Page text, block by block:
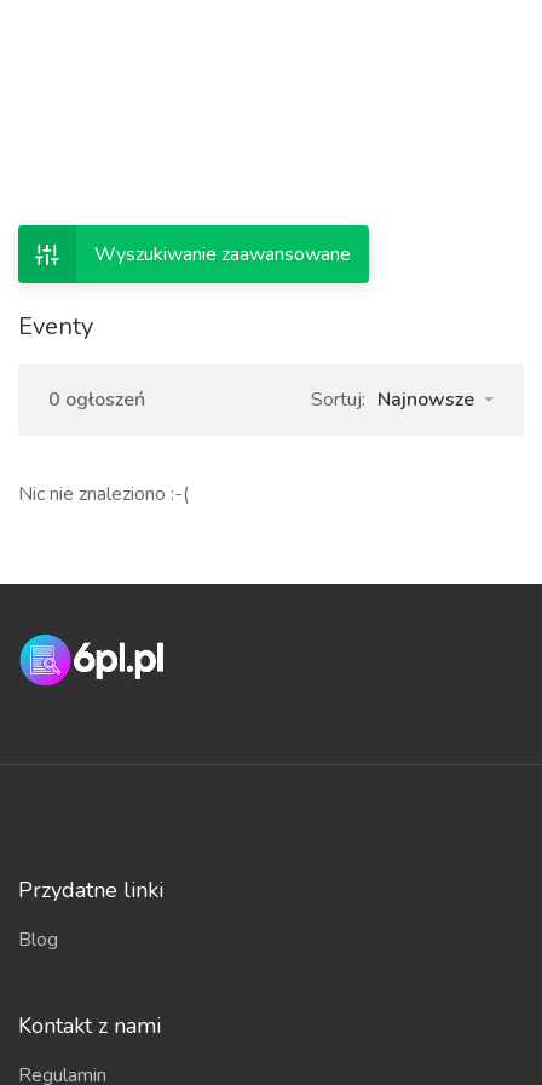
Wyszukiwanie zaawansowane
Eventy
0 ogłoszeń Sortuj: Najnowsze
Nic nie znaleziono :-(
Przydatne linki
Blog
Kontakt z nami
Regulamin